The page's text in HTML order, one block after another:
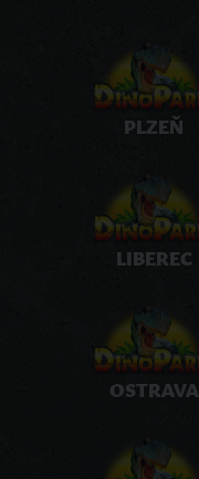
PLZEŇ
LIBEREC
OSTRAVA